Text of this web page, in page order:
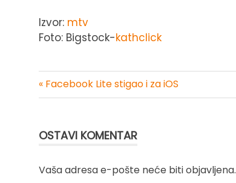
Izvor: mtv
Foto: Bigstock-kathclick
Kretanje
« Facebook Lite stigao i za iOS
OSTAVI KOMENTAR
Vaša adresa e-pošte neće biti objavljena.